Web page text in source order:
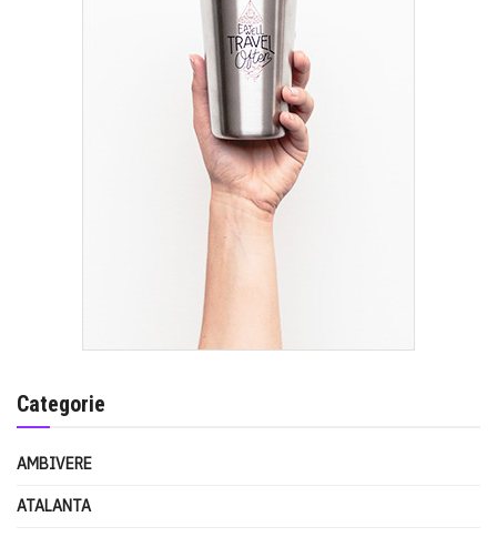
Categorie
AMBIVERE
ATALANTA